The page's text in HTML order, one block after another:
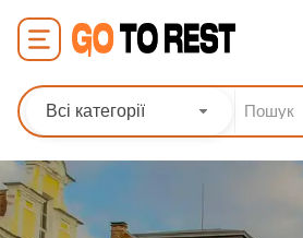
Всі категорії